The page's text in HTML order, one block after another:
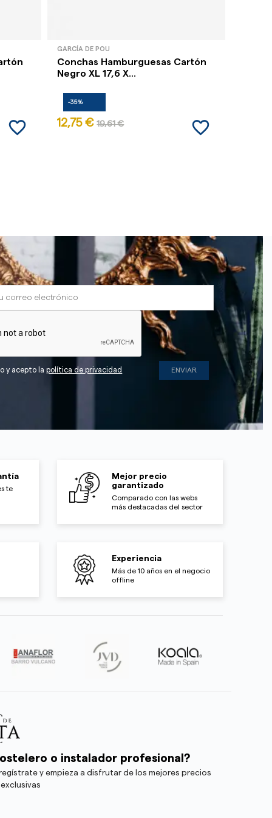
favorite_border
GARCÍA DE POU
Conchas Hamburguesas Cartón
Negro XL 17,6 X...
-35%
12,75 € 19,61 € favorite_border
y acepto lapolítica de privacidad
te
Mejor precio
garantizado
Comparado con las webs
más destacadas del sector
Experiencia
Más de 10 años en el negocio
offline
o instalador profesional?
y empieza a disfrutar de los mejores precios